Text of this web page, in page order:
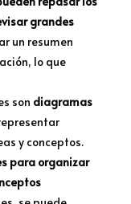
grandes
un resumen
lo que
son diagramas
y conceptos.
para organizar